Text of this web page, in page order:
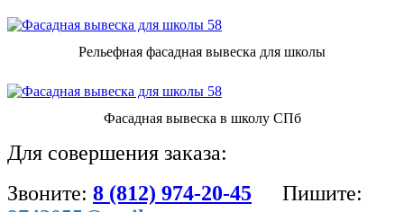
Рельефная фасадная вывеска для школы
Фасадная вывеска в школу СПб
Для совершения заказа:
Звоните: 8 (812) 974-20-45
Пишите: